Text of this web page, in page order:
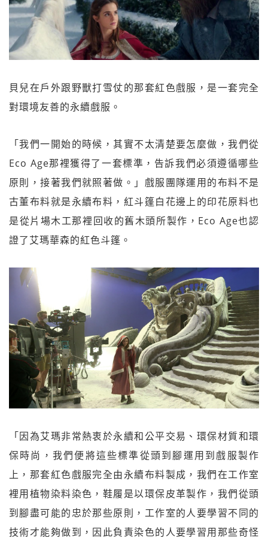
貝兒在戶外跟野獸打雪仗的那套紅色戲服，是一套完全
對環境友善的永續戲服。
「我們一開始的時候，其實不太清楚要怎麼做，我們從
Eco Age那裡獲得了一套標準，告訴我們必須遵循哪些
原則，接著我們就照著做。」戲服團隊運用的布料不是
古董布料就是永續布料，紅斗篷白花邊上的印花原料也
是從片場木工那裡回收的舊木頭所製作，Eco Age也認
證了艾瑪華森的紅色斗篷。
「因為艾瑪非常熱衷於永續和公平交易、環保材質和環
保時尚，我們便將這些標準從頭到腳運用到戲服製作
上，那套紅色戲服完全由永續布料製成，我們在工作室
裡用植物染料染色，鞋履是以環保皮革製作，我們從頭
到腳盡可能的忠於那些原則，工作室的人要學習不同的
技術才能夠做到，因此負責染色的人要學習用那些奇怪